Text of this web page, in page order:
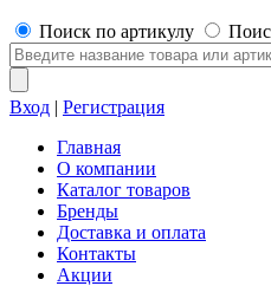
Поиск по артикулу
Вход | Регистрация
Главная
О компании
Каталог товаров
Бренды
Доставка и оплата
Контакты
Акции